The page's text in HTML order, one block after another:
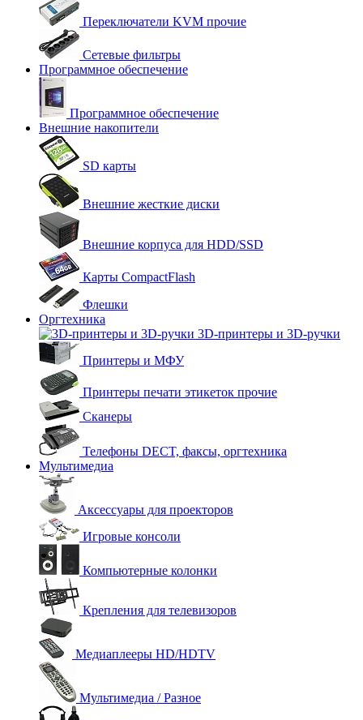
Переключатели KVM прочие
Сетевые фильтры
Программное обеспечение
Программное обеспечение
Внешние накопители
SD карты
Внешние жесткие диски
Внешние корпуса для HDD/SSD
Карты CompactFlash
Флешки
Оргтехника
3D-принтеры и 3D-ручки
Принтеры и МФУ
Принтеры печати этикеток прочие
Сканеры
Телефоны DECT, факсы, оргтехника
Мультимедиа
Аксессуары для проекторов
Игровые консоли
Компьютерные колонки
Крепления для телевизоров
Медиаплееры HD/HDTV
Мультимедиа / Разное